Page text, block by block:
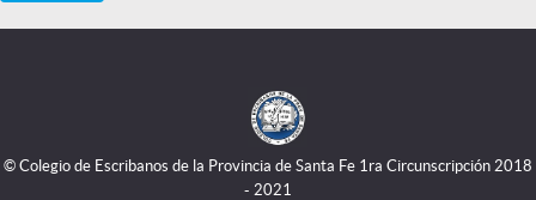
© Colegio de Escribanos de la Provincia de Santa Fe 1ra Circunscripción 2018
- 2021